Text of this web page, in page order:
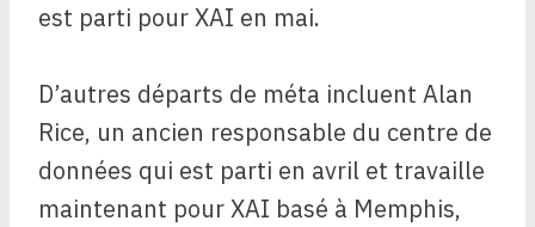
est parti pour XAI en mai.
D’autres départs de méta incluent Alan
Rice, un ancien responsable du centre de
données qui est parti en avril et travaille
maintenant pour XAI basé à Memphis,